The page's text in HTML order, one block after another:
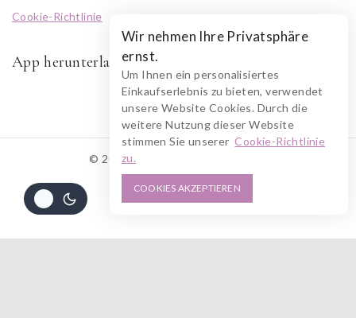
Cookie-Richtlinie
App herunterladen
© 2026 RUSZOLOTO Akzenz
Wir nehmen Ihre Privatsphäre
ernst.
Um Ihnen ein personalisiertes
Einkaufserlebnis zu bieten, verwendet
unsere Website Cookies. Durch die
weitere Nutzung dieser Website
stimmen Sie unsererCookie-Richtlinie
zu.
COOKIES AKZEPTIEREN